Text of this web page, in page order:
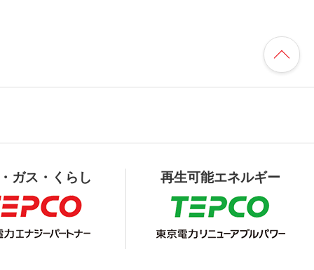
ガス・くらし 再生可能エネルギー